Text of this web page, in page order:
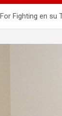
Fighting en su